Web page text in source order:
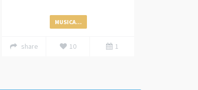
MUSICA...
share 10 1